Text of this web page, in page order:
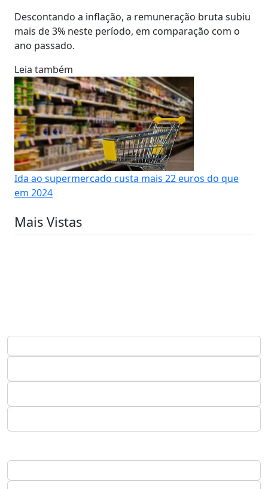
Descontando a inflação, a remuneração bruta subiu
mais de 3% neste período, em comparação com o
ano passado.
Leia também
Ida ao supermercado custa mais 22 euros do que
em 2024
Mais Vistas